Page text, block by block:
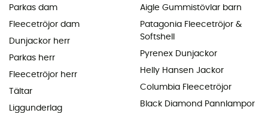
Parkas dam
Fleecetröjor dam
Dunjackor herr
Parkas herr
Fleecetröjor herr
Tältar
Liggunderlag
Aigle Gummistövlar barn
Patagonia Fleecetröjor &
Softshell
Pyrenex Dunjackor
Helly Hansen Jackor
Columbia Fleecetröjor
Black Diamond Pannlampor